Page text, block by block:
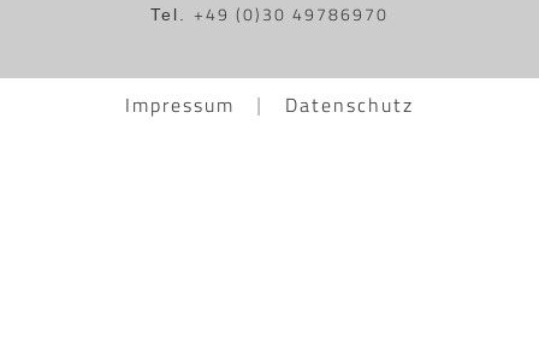
Tel. +49 (0)30 49786970
Impressum Datenschutz